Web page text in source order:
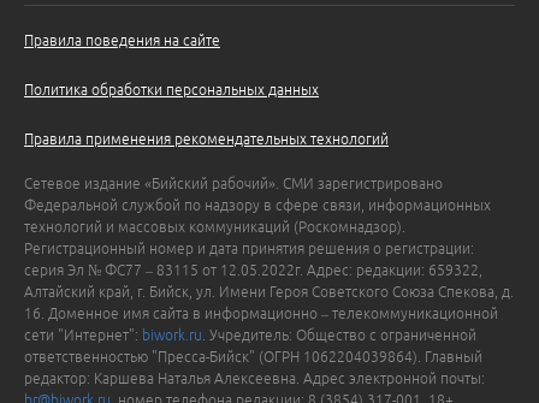
Правила поведения на сайте
Политика обработки персональных данных
Правила применения рекомендательных технологий
Сетевое издание «Бийский рабочий». СМИ зарегистрировано
Федеральной службой по надзору в сфере связи, информационных
технологий и массовых коммуникаций (Роскомнадзор).
Регистрационный номер и дата принятия решения о регистрации:
серия Эл № ФС77 – 83115 от 12.05.2022г. Адрес: редакции: 659322,
Алтайский край, г. Бийск, ул. Имени Героя Советского Союза Спекова, д.
16. Доменное имя сайта в информационно – телекоммуникационной
сети "Интернет": biwork.ru . Учредитель: Общество с ограниченной
ответственностью "Пресса-Бийск" (ОГРН 1062204039864). Главный
редактор: Каршева Наталья Алексеевна. Адрес электронной почты: